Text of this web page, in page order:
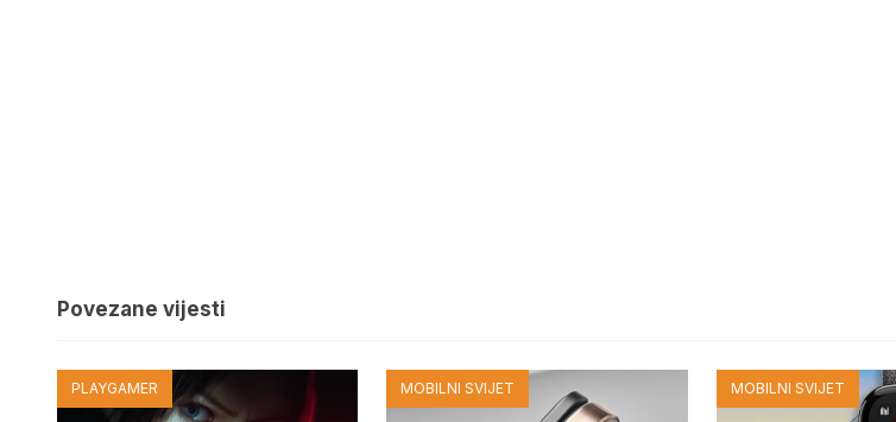
Povezane vijesti
PLAYGAMER MOBILNI SVIJET MOBILNI SVIJET